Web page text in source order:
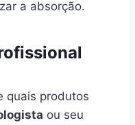
a absorção.
quais produtos
ou seu